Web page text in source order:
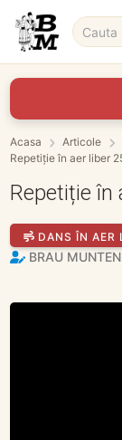
Acasa Articole
Repetiție în aer liber
Repetiție în
DANS ÎN AER
BRAU